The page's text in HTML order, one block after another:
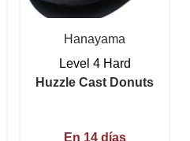
Hanayama
Level 4 Hard
Huzzle Cast Donuts
En 14 días